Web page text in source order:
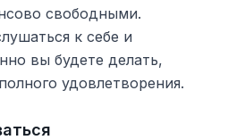
свободными.
к себе и
вы будете делать,
удовлетворения.